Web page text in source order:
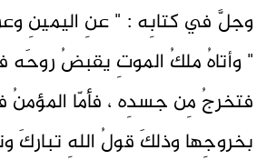
وجلَّ في كتابِه : " عنِ اليمينِ
" وأتاهُ ملكُ الموتِ يقبضُ روحَه
فتخرجُ مِن جسدِه ، فأمّا
بخروجِها وذلكَ قولُ اللهِ تباركَ